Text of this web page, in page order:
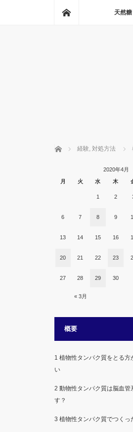
天然糖
ホーム 経験, 対処方法
2020年4月
月
火 水 木
« 3月
1 2
6 7 8 9
13 14 15 16
20 21 22 23
27 28 29 30
概要
1 植物性タンパク質をとる方
い
2 動物性タンパク質は脳血管
す？
3 植物性タンパク質でつくっ